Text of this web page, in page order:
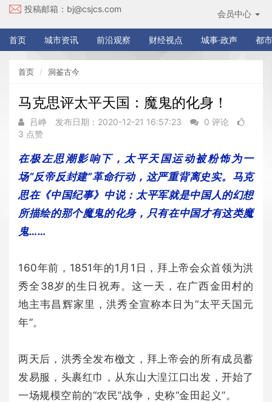
投稿邮箱： bj@csjcs.com 会员中心
首页 城市资讯 前沿观察 财经视点 城事·政声 都
首页 洞鉴古今
马克思评太平天国：魔鬼的化身！
吕峥 发布日期：2020-12-21 16:57:23
0 评论
3 点赞
在极左思潮影响下，太平天国运动被粉饰为一
场“反帝反封建”革命行动，这严重背离史实。马克
思在《中国纪事》中说：太平军就是中国人的幻想
所描绘的那个魔鬼的化身，只有在中国才有这类魔
鬼……
160年前，1851年的1月1日，拜上帝会众首领为洪
秀全38岁的生日祝寿。这一天，在广西金田村的
地主韦昌辉家里，洪秀全宣称本日为“太平天国元
年”。
两天后，洪秀全发布檄文，拜上帝会的所有成员蓄
发易服，头裹红巾，从东山大湟江口出发，开始了
一场规模空前的“农民”战争，史称“金田起义”。